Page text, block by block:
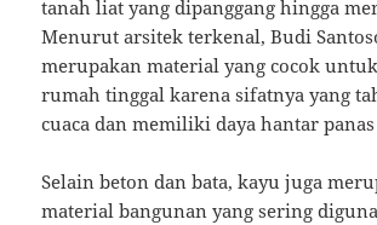
tanah liat yang dipanggang hingga
Menurut arsitek terkenal, Budi
merupakan material yang cocok
rumah tinggal karena sifatnya yang
cuaca dan memiliki daya hantar
Selain beton dan bata, kayu juga
material bangunan yang sering